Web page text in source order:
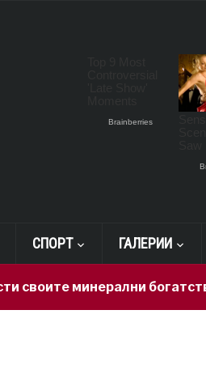
СПОРТ ГАЛЕРИИ
минерални богатства